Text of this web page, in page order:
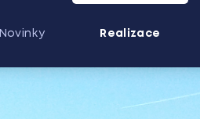
Novinky Realizace